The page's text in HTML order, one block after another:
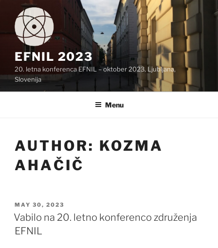
content
EFNIL 2023
20. letna konferenca EFNIL – oktober 2023, Ljubljana,
Slovenija
Menu
AUTHOR: KOZMA
AHAČIČ
POSTED
ON
MAY 30, 2023
Vabilo na 20. letno konferenco združenja
EFNIL